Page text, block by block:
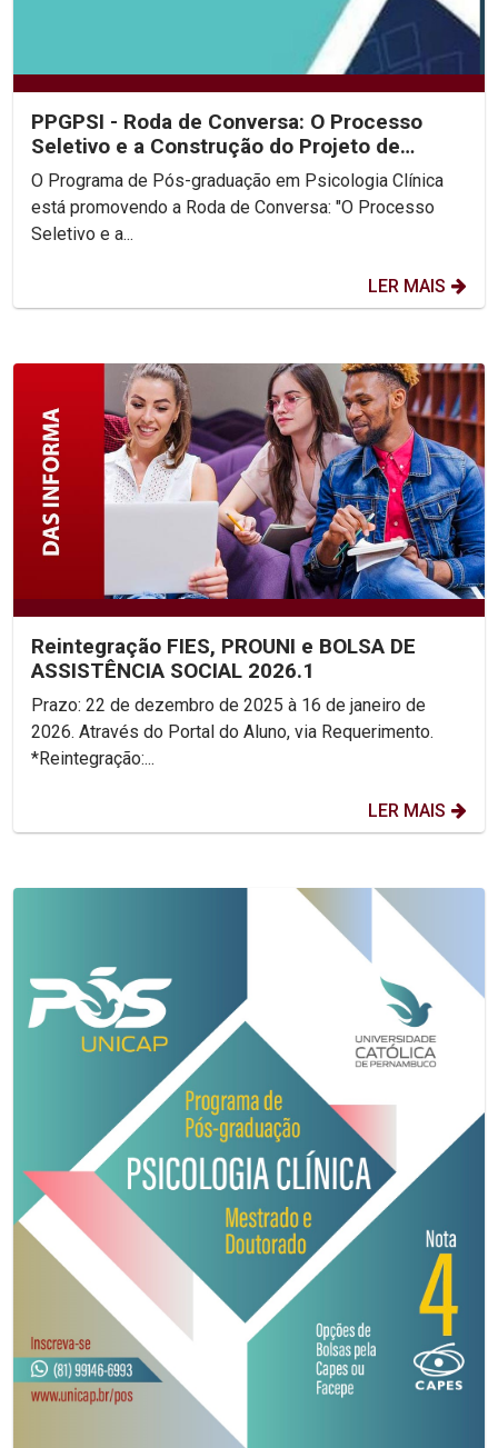
PPGPSI - Roda de Conversa: O Processo
Seletivo e a Construção do Projeto de
Pesquisa
O Programa de Pós-graduação em Psicologia Clínica
está promovendo a Roda de Conversa: "O Processo
Seletivo e a...
LER MAIS
Reintegração FIES, PROUNI e BOLSA DE
ASSISTÊNCIA SOCIAL 2026.1
Prazo: 22 de dezembro de 2025 à 16 de janeiro de
2026. Através do Portal do Aluno, via Requerimento.
*Reintegração:...
LER MAIS